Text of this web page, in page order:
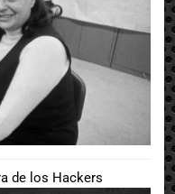
de los Hackers